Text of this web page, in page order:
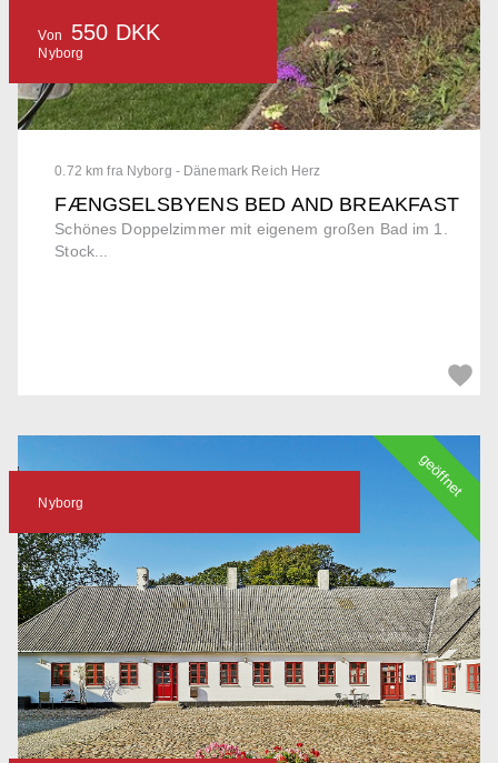
0.72 km fra Nyborg - Dänemark Reich Herz
FÆNGSELSBYENS BED AND BREAKFAST
Schönes Doppelzimmer mit eigenem großen Bad im 1.
Stock...
Von 550 DKK
Nyborg
Nyborg
geöffnet